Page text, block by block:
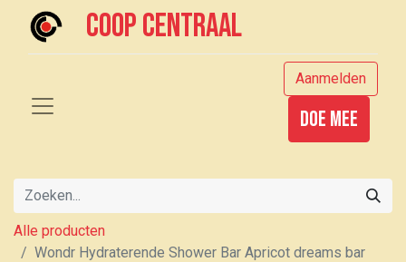
Coop centraal
Aanmelden
Doe mee
Alle producten
Wondr Hydraterende Shower Bar Apricot dreams bar